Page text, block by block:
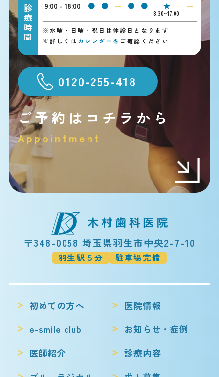
診療時間
9:00 - 18:00
● ● ー ● ● ★
8:30~17:00
ー
※ 水曜・日曜・祝日は休診日となります
※ 詳しくは カレンダーを ご確認ください
0120-255-418
ご予約はコチラから
Appointment
〒348-0058 埼玉県羽生市中央2-7-10
羽生駅５分 駐車場完備
初めての方へ
医院情報
e-smile club
お知らせ・症例
医師紹介
診療内容